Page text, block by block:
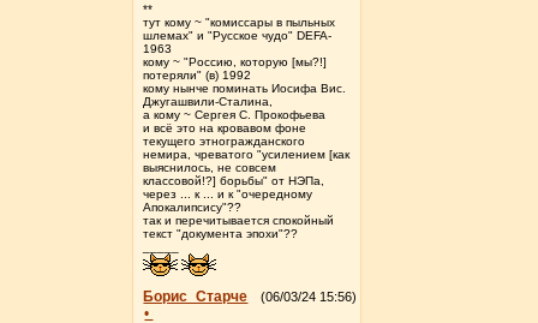
**
тут кому ~ "комиссары в пыльных
шлемах" и "Русское чудо" DEFA-
1963
кому ~ "Россию, которую [мы?!]
потеряли" (в) 1992
кому нынче поминать Иосифа Вис.
Джугашвили-Сталина,
а кому ~ Сергея С. Прокофьева
и всё это на кровавом фоне
текущего этногражданского
немира, чреватого "усилением [как
выяснилось, не совсем
классовой!?] борьбы" от НЭПа,
через ... к ... и к "очередному
Апокалипсису"??
так и перечитывается спокойный
текст "документа эпохи"??
Борис_Старче (06/03/24 15:56)
•